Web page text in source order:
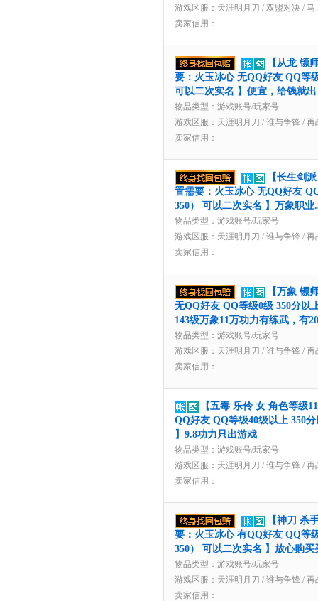
游戏区服： 天涯明月刀 / 双盟对决 / 马
卖家信用：
【从龙 镖
要：火玉冰心 无QQ好友 QQ等
可以二次实名 】便宜，给钱就出
物品类型：游戏账号/玩家号
游戏区服： 天涯明月刀 / 谁与争锋 / 再
卖家信用：
【长生剑
置需要：火玉冰心 无QQ好友
350） 可以二次实名 】万象职
物品类型：游戏账号/玩家号
游戏区服： 天涯明月刀 / 谁与争锋 / 再
卖家信用：
【万象 镖
无QQ好友 QQ等级0级 350分以
143级万象11万功力有练武，有
物品类型：游戏账号/玩家号
游戏区服： 天涯明月刀 / 谁与争锋 / 再
卖家信用：
【五毒 乐伶 女 角色等级
QQ好友 QQ等级40级以上 350
】9.8功力只出游戏
物品类型：游戏账号/玩家号
游戏区服： 天涯明月刀 / 谁与争锋 / 再
卖家信用：
【神刀 杀
要：火玉冰心 有QQ好友 QQ等
350） 可以二次实名 】放心购
物品类型：游戏账号/玩家号
游戏区服： 天涯明月刀 / 谁与争锋 / 再
卖家信用：